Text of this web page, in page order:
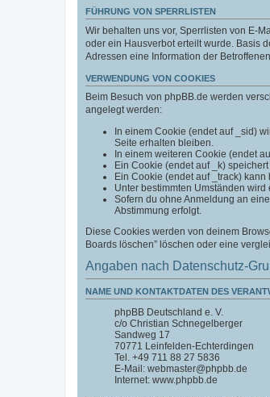
FÜHRUNG VON SPERRLISTEN
Wir behalten uns vor, Sperrlisten von E-
oder ein Hausverbot erteilt wurde. Basis
Adressen eine Information der
VERWENDUNG VON COOKIES
Beim Besuch von phpBB.de werden
angelegt werden:
In einem Cookie (endet auf _sid)
Seite erhalten bleiben.
In einem weiteren Cookie (endet
Ein Cookie (endet auf _k)
Ein Cookie (endet auf _track)
Unter bestimmten Umständen
Sofern du ohne Anmeldung an
Abstimmung erfolgt.
Diese Cookies werden von deinem
Boards löschen” löschen oder eine
Angaben nach Datenschutz-
NAME UND KONTAKTDATEN DES
phpBB Deutschland e. V.
c/o Christian Schnegelberger
Sandweg 17
70771 Leinfelden-Echterdingen
Tel. +49 711 88 27 5836
E-Mail: webmaster@phpbb.de
Internet: www.phpbb.de